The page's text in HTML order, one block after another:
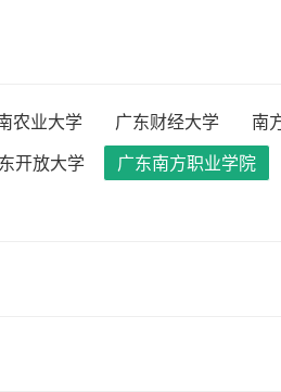
农业大学 广东财经大学
南
开放大学
广东南方职业学院